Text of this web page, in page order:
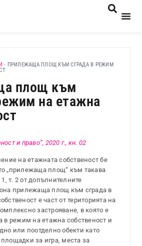
- ПРИЛЕЖАЩА ПЛОЩ КЪМ СГРАДА В РЕЖИМ
площ към
на етажна
и право”, 2020 г., кн. 02
на етажната собственост бе
„прилежаща площ“ към такава
т. 2 от допълнителните
прилежаща площ към сграда в
е част от територията на
застрояване, в която е
в режим на етажна собственост и
или поотделно обекти като
за игра, места за